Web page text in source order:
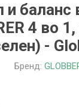
и баланс
4 во
-
Бренд: